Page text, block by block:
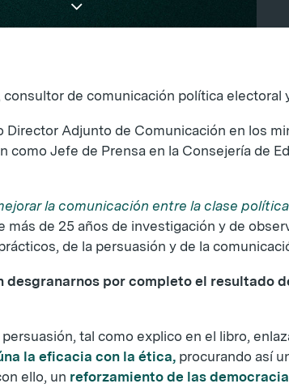
de comunicación política electoral
Adjunto de Comunicación en los
como Jefe de Prensa en la Consejería de
la comunicación entre la clase
de 25 años de investigación y de
de la persuasión y de la
por completo el resultado
tal como explico en el libro,
la eficacia con la ética, procurando así
ello, un reforzamiento de las